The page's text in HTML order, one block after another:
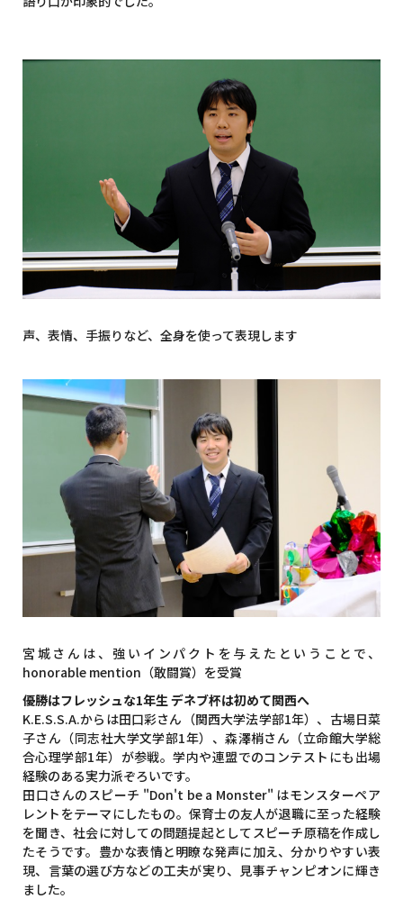
声、表情、手振りなど、全身を使って表現します
宮城さんは、強いインパクトを与えたということで、
honorable mention（敢闘賞）を受賞
優勝はフレッシュな1年生 デネブ杯は初めて関西へ
K.E.S.S.A.からは田口彩さん（関西大学法学部1年）、古場日菜
子さん（同志社大学文学部1年）、森澤梢さん（立命館大学総
合心理学部1年）が参戦。学内や連盟でのコンテストにも出場
経験のある実力派ぞろいです。
田口さんのスピーチ "Don't be a Monster" はモンスターペア
レントをテーマにしたもの。保育士の友人が退職に至った経験
を聞き、社会に対しての問題提起としてスピーチ原稿を作成し
たそうです。豊かな表情と明瞭な発声に加え、分かりやすい表
現、言葉の選び方などの工夫が実り、見事チャンピオンに輝き
ました。